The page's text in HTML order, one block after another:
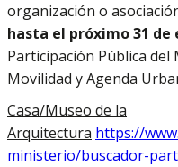
organización o
hasta el próximo 31 de
Participación Pública
Movilidad y Agenda
Casa/Museo de la
Arquitectura https://
ministerio/buscador-